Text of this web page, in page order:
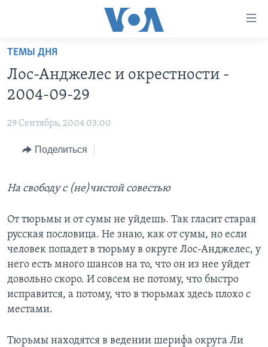
Перейти
основной
контент
навигации
ПРОГРАММЫ
НОВОСТИ ЗА МИНУТУ
ИТОГИ
ДИСКУССИЯ VOA
ДЕТАЛИ
НЬЮ-ЙОРК NEW YORK
АМЕРИКА. БОЛЬШОЕ ПУТЕШЕСТВИЕ
УЧИМ АНГЛИЙСКИЙ
НАША АМЕРИКАНСКАЯ ИСТОРИЯ
АРТЕФАКТЫ
АМЕРИКАНСКИЕ ГОРОДКИ
ТЕСТЫ
ЭКСПЕРТИЗА
ИНТЕРВЬЮ
ЗА СВОБОДУ ПРЕССЫ
УЧИМ АНГЛИЙСКИЙ
ВИДЕО
ПОДПИСКА НА НОВОСТИ
Learning English
ТЕМЫ ДНЯ
Лос-Анджелес и окрестности -
2004-09-29
29 Сентябрь, 2004 03:00
Поделиться
На свободу с (не)чистой совестью
От тюрьмы и от сумы не уйдешь. Так гласит старая
русская пословица. Не знаю, как от сумы, но если
человек попадет в тюрьму в округе Лос-Анджелес, у
него есть много шансов на то, что он из нее уйдет
довольно скоро. И совсем не потому, что быстро
исправится, а потому, что в тюрьмах здесь плохо с
местами.
Тюрьмы находятся в ведении шерифа округа Ли